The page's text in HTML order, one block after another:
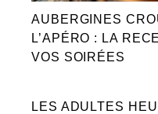
AUBERGINES
L’APÉRO : LA
VOS SOIRÉES
LES ADULTES